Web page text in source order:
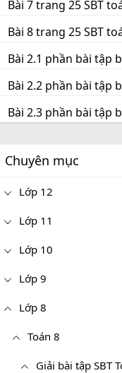
Bài 7 trang 25 SBT
Bài 8 trang 25 SBT
Bài 2.1 phần bài tập
Bài 2.2 phần bài tập
Bài 2.3 phần bài tập
Chuyên mục
Lớp 12
Lớp 11
Lớp 10
Lớp 9
Lớp 8
Toán 8
Giải bài tập SBT